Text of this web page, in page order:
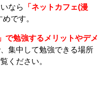
なら
「ネットカフェ(漫
です。
で勉強するメリットやデメ
集中して勉強できる場所
ください。